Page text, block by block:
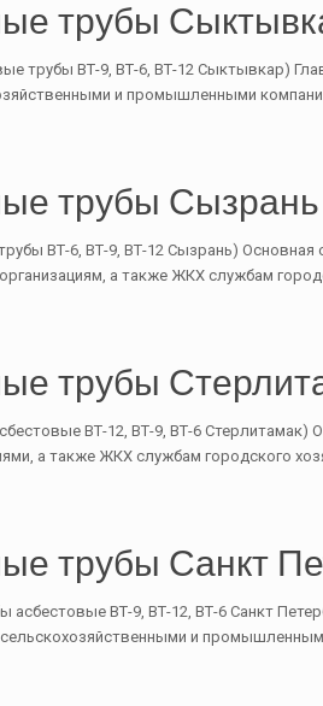
трубы
трубы ВТ-9, ВТ-6, ВТ-12 Сыктывкар)
и промышленными
трубы Сызрань
ВТ-6, ВТ-9, ВТ-12 Сызрань)
а также ЖКХ службам
трубы
ВТ-12, ВТ-9, ВТ-6
а также ЖКХ службам городского
трубы Санкт
ВТ-9, ВТ-12, ВТ-6 Санкт
и